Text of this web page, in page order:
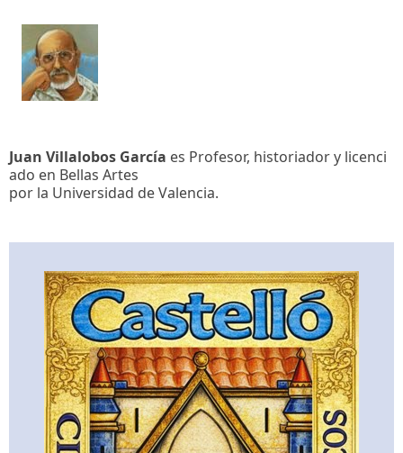
Juan Villalobos García es Profesor, historiador y licenci
ado en Bellas Artes
por la Universidad de Valencia.